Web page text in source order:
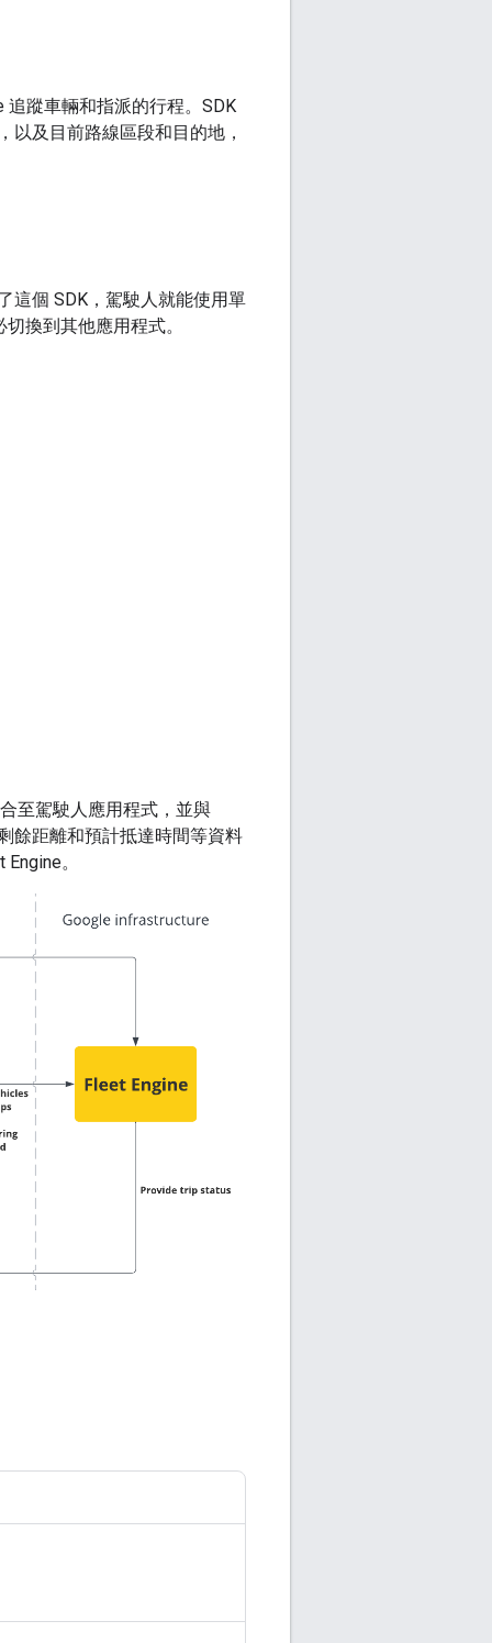
追蹤車輛和指派的行程。SDK
及目前路線區段和目的地，
這個 SDK，駕駛人就能使用單
換到其他應用程式。
至駕駛人應用程式，並與
餘距離和預計抵達時間等資料
。